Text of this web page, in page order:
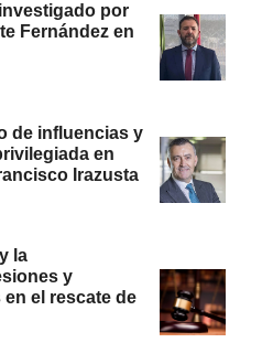
por
Fernández en
de influencias y
en
Irazusta
la
y
el rescate de